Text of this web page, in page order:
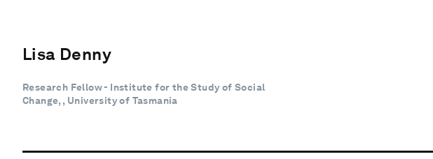
Lisa Denny
Research Fellow - Institute for the Study of Social
Change, , University of Tasmania